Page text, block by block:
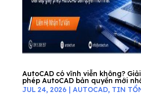
AutoCAD có vĩnh viễn không?
phép AutoCAD bản quyền mới
JUL 24, 2026 | AUTOCAD, TIN